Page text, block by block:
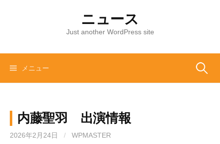
ツ
ニュース
Just another WordPress site
メニュー 検
内藤聖羽 出演情報
2026年2月24日 / WPMASTER